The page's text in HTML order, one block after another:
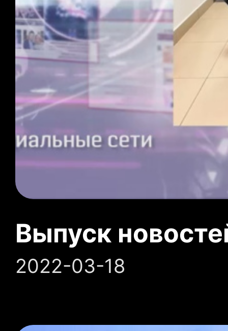
Выпуск
2022-03-18